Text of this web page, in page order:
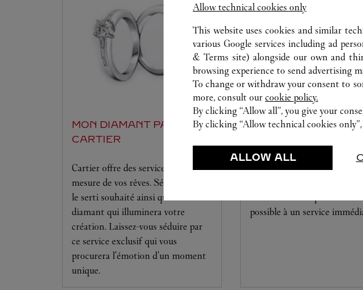
MON DIAMANT PAR
CARTIER
Cartier offre des services à la
mesure de vos rêves. Sélectionnez
le serti souhaité ainsi que le
diamant qui illuminera votre
création. Laissez-vous séduire par
ce service exclusif qui vous
procurera l'émotion d'un moment
unique.
ATELIER HORLOGER
Nos experts Cartier sont à
disposition dans cette
possible à un service
Allow technical cookies only
This website uses cookies and similar
various Google services including ad
& Terms site) alongside our own and
browsing experience to send advertising
To change or withdraw your consent to
more, consult our cookie policy.
By clicking “Allow all”, you give your
By clicking “Allow technical cookies
ALLOW ALL